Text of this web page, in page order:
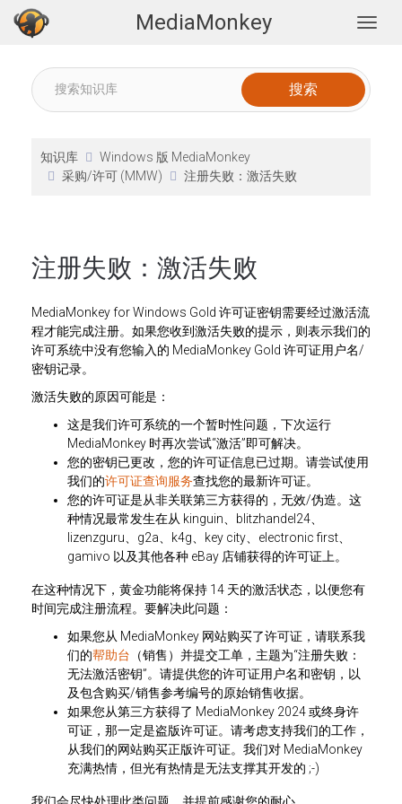
MediaMonkey
知识库
Windows 版 MediaMonkey
采购/许可 (MMW)
注册失败：激活失败
注册失败：激活失败
MediaMonkey for Windows Gold 许可证密钥需要经过激活流
程才能完成注册。如果您收到激活失败的提示，则表示我们的
许可系统中没有您输入的 MediaMonkey Gold 许可证用户名/
密钥记录。
激活失败的原因可能是：
这是我们许可系统的一个暂时性问题，下次运行
MediaMonkey 时再次尝试“激活”即可解决。
您的密钥已更改，您的许可证信息已过期。请尝试使用
我们的许可证查询服务查找您的最新许可证。
您的许可证是从非关联第三方获得的，无效/伪造。这
种情况最常发生在从 kinguin、blitzhandel24、
lizenzguru、g2a、k4g、key city、electronic first、
gamivo 以及其他各种 eBay 店铺获得的许可证上。
在这种情况下，黄金功能将保持 14 天的激活状态，以便您有
时间完成注册流程。要解决此问题：
如果您从 MediaMonkey 网站购买了许可证，请联系我
们的帮助台 （销售）并提交工单，主题为“注册失败：
无法激活密钥”。请提供您的许可证用户名和密钥 ，以
及包含购买/销售参考编号的原始销售收据。
如果您从第三方获得了 MediaMonkey 2024 或终身许
可证，那一定是盗版许可证。请考虑支持我们的工作，
从我们的网站购买正版许可证。我们对 MediaMonkey
充满热情，但光有热情是无法支撑其开发的 ;-)
我们会尽快处理此类问题，并提前感谢您的耐心。